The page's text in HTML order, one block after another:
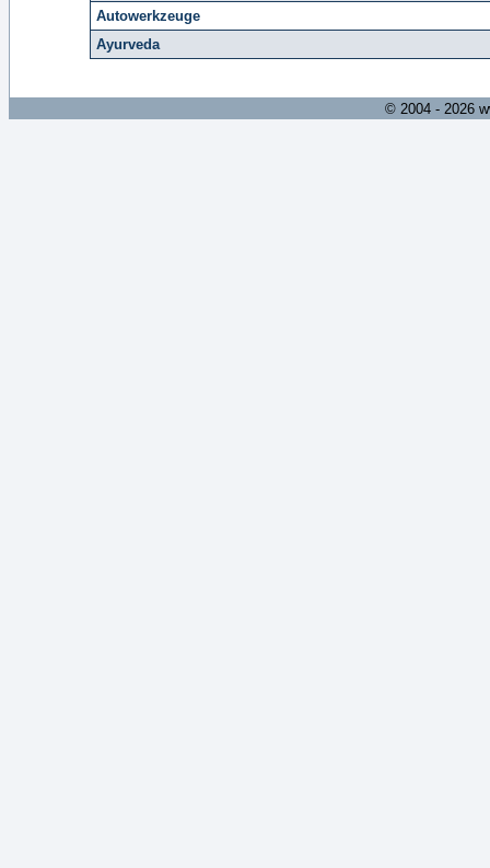
Autowerkzeuge
Ayurveda
© 2004 - 2026